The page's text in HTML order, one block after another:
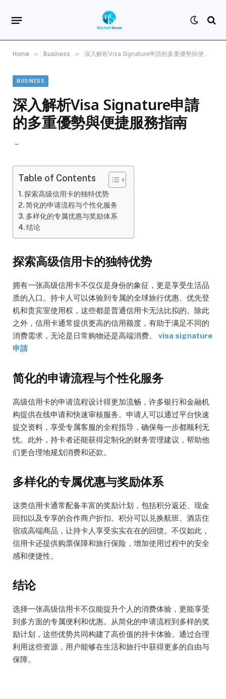
Home » Business » 深入解析Visa Signature申請的多重優勢與便捷服務指南
BUSINESS
深入解析Visa Signature申請
的多重優勢與便捷服務指南
Table of Contents
探索高级信用卡的独特优势
简化的申请流程与个性化服务
多样化的专属优惠与奖励体系
结论
探索高级信用卡的独特优势
拥有一张高级信用卡不仅仅是身份的象征，更是享受生活品
质的入口。持卡人可以体验到专属的全球旅行优惠、优先登
机和贵宾室使用权，这些都是普通信用卡无法比拟的。除此
之外，信用卡通常提供更高的信用额度，有助于满足不同的
消费需求，无论是日常购物还是高端消费。 visa signature
申請
简化的申请流程与个性化服务
高级信用卡的申请流程设计得更加流畅，许多银行和金融机
构提供在线申请和快速审核服务。申请人可以通过平台快速
提交资料，享受专属客服的全程指导，确保每一步都顺利无
忧。此外，持卡者还能获得定制化的财务管理建议，帮助他
们更合理地规划消费和还款。
多样化的专属优惠与奖励体系
这类信用卡通常配备丰富的奖励计划，包括积分返还、现金
回扣以及专享的合作商户折扣。积分可以兑换航班、酒店住
宿或高端商品，让持卡人享受实实在在的回馈。不仅如此，
信用卡还提供购票保障和旅行保险，增加使用过程中的安全
感和便捷性。
结论
选择一张高级信用卡不仅能提升个人的消费体验，更能享受
到多方面的专属便利和优惠。从简化的申请流程到多样的奖
励计划，这些优势共同构建了高价值的持卡体验。通过合理
利用这些资源，用户能够在生活和旅行中获得更多的自由与
保障。